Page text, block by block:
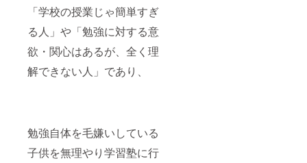
「学校の授業じゃ簡単すぎ
る人」や「勉強に対する意
欲・関心はあるが、全く理
解できない人」であり、
勉強自体を毛嫌いしている
子供を無理やり学習塾に行